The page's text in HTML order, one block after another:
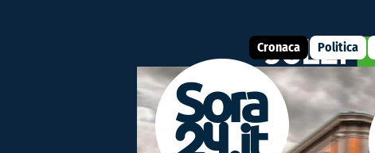
Cronaca Politica